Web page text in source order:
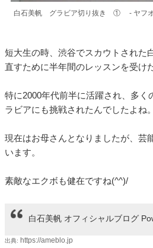
白石美帆 グラビア切り抜き ① - ヤフ
短大生の時、渋谷でスカウトされた
直すために半年間のレッスンを受け
特に2000年代前半に活躍され、多く
ラビアにも挑戦されたんでしたよね。
現在はお母さんとなりましたが、芸
います。
素敵なエクボも健在ですね(^^)/
白石美帆 オフィシャルブログ
出典: https://ameblo.jp